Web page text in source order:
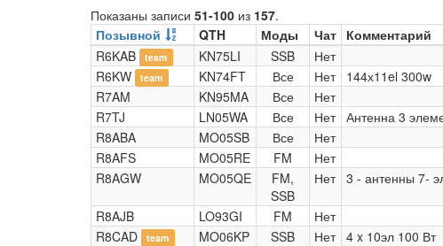
Показаны записи 51-100 из 157.
Позывной
QTH Моды Чат Комментарий
R6KAB
team KN75LI SSB Нет
R6KW
team KN74FT Все Нет 144х11el 300w
R7AM
KN95MA Все Нет
R7TJ
LN05WA Все Нет Антенна 3
R8ABA
MO05SB Все Нет
R8AFS
MO05RE FM Нет
R8AGW
MO05QE
FM,
SSB
Нет 3 - антенны 7-
R8AJB LO93GI FM Нет
R8CAD
team MO06KP SSB Нет 4 x 10эл 100 Вт